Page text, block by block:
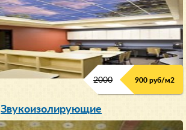
2000 900 руб/м2
Звукоизолирующие